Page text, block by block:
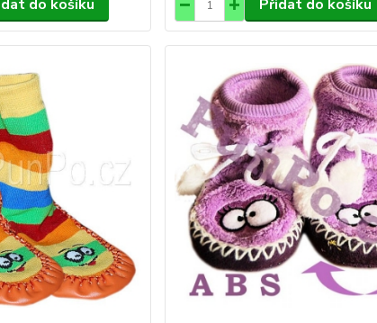
do košíku Přidat do košíku